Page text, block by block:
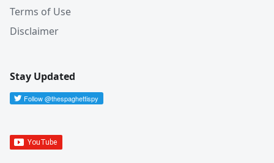
Terms of Use
Disclaimer
Stay Updated